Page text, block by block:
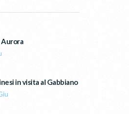
Aurora
in visita al Gabbiano